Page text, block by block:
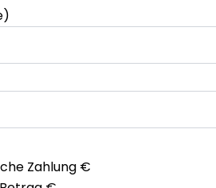
Zahlung €